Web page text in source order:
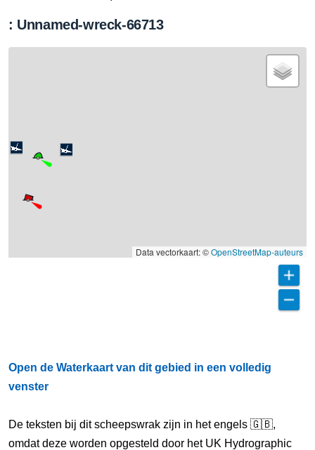
: Unnamed-wreck-66713
Data vectorkaart: ©OpenStreetMap-auteurs
Open de Waterkaart van dit gebied in een volledig
venster
De teksten bij dit scheepswrak zijn in het engels 🇬🇧,
omdat deze worden opgesteld door het UK Hydrographic